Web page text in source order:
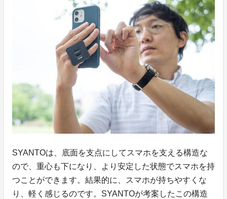
SYANTOは、底面を支点にしてスマホを支える構造な
ので、重心も下になり、より安定した状態でスマホを持
つことができます。結果的に、スマホが持ちやすくな
り、軽く感じるのです。SYANTOが考案したこの構造